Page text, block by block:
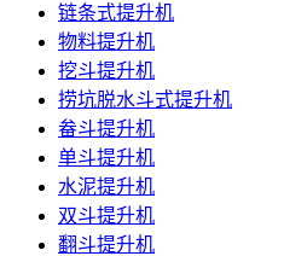
链条式提升机
物料提升机
挖斗提升机
捞坑脱水斗式提升机
畚斗提升机
单斗提升机
水泥提升机
双斗提升机
翻斗提升机